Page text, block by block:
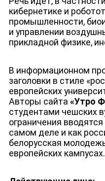
кибернетике и
промышленности,
и управлении
прикладной физике,
В информационном
заголовки в стиле
европейских
Авторы сайта «Утро
студентами чешских
ограничения
самом деле и как
белорусская
европейских кампусах.